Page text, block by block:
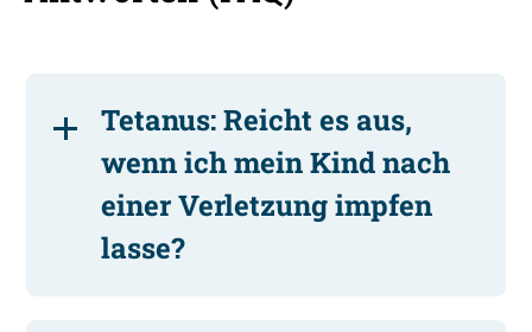
Tetanus: Reicht es aus,
wenn ich mein Kind nach
einer Verletzung impfen
lasse?